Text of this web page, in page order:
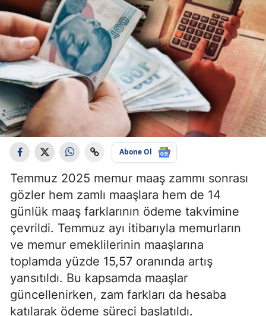
Abone Ol
Temmuz 2025 memur maaş zammı sonrası
gözler hem zamlı maaşlara hem de 14
günlük maaş farklarının ödeme takvimine
çevrildi. Temmuz ayı itibarıyla memurların
ve memur emeklilerinin maaşlarına
toplamda yüzde 15,57 oranında artış
yansıtıldı. Bu kapsamda maaşlar
güncellenirken, zam farkları da hesaba
katılarak ödeme süreci başlatıldı.